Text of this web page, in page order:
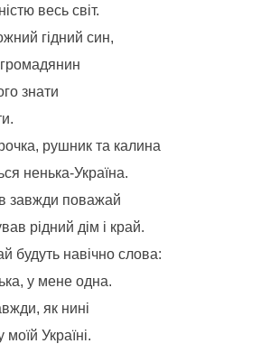
весь світ.
гідний син,
громадянин
знати
рушник та калина
ненька-Україна.
завжди поважай
рідний дім і край.
будуть навічно слова:
у мене одна.
як нині
Україні.